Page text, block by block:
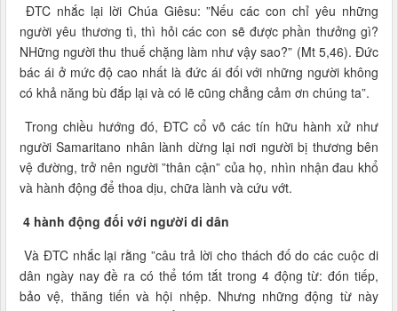
ĐTC nhắc lại lời Chúa Giêsu: ”Nếu các con chỉ yêu những
người yêu thương tì, thì hỏi các con sẽ được phần thưởng gì?
NHững người thu thuế chặng làm như vậy sao?” (Mt 5,46). Đức
bác ái ở mức độ cao nhất là đức ái đối với những người không
có khả năng bù đắp lại và có lẽ cũng chẳng cảm ơn chúng ta”.
Trong chiều hướng đó, ĐTC cổ võ các tín hữu hành xử như
người Samaritano nhân lành dừng lại nơi người bị thương bên
vệ đường, trở nên người ”thân cận” của họ, nhìn nhận đau khổ
và hành động để thoa dịu, chữa lành và cứu vớt.
4 hành động đối với người di dân
Và ĐTC nhắc lại rằng ”câu trả lời cho thách đố do các cuộc di
dân ngày nay đề ra có thể tóm tắt trong 4 động từ: đón tiếp,
bảo vệ, thăng tiến và hội nhệp. Nhưng những động từ này